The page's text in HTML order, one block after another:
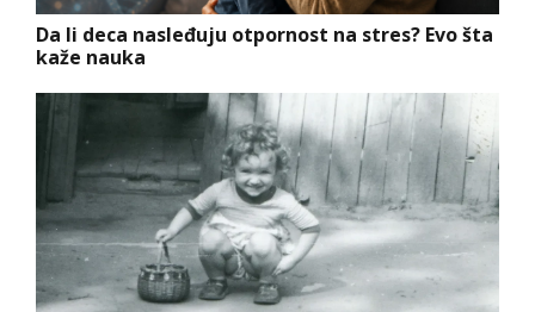
Da li deca nasleđuju otpornost na stres? Evo šta
kaže nauka